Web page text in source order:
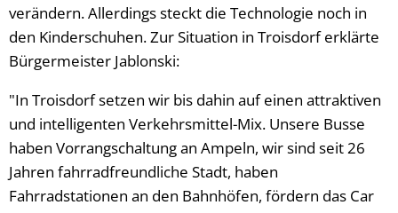
verändern. Allerdings steckt die Technologie noch in
den Kinderschuhen. Zur Situation in Troisdorf erklärte
Bürgermeister Jablonski:
"In Troisdorf setzen wir bis dahin auf einen attraktiven
und intelligenten Verkehrsmittel-Mix. Unsere Busse
haben Vorrangschaltung an Ampeln, wir sind seit 26
Jahren fahrradfreundliche Stadt, haben
Fahrradstationen an den Bahnhöfen, fördern das Car